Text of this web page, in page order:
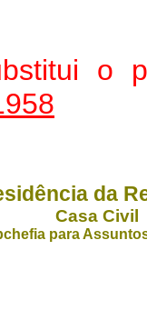
o
da
Casa Civil
para